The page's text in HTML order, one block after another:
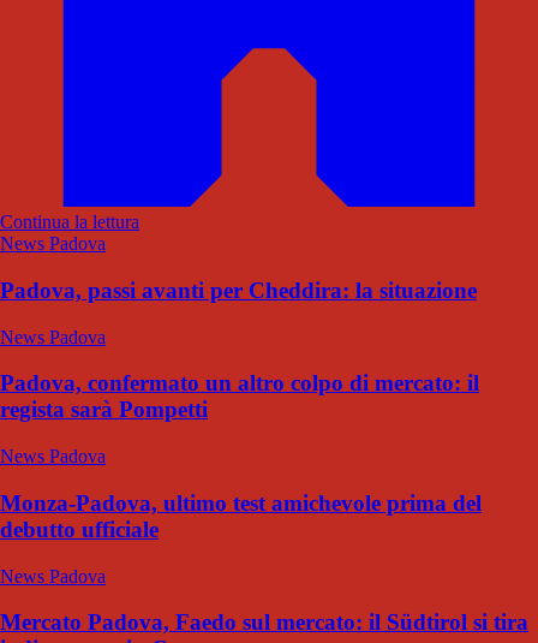
Continua la lettura
News Padova
Padova, passi avanti per Cheddira: la situazione
News Padova
Padova, confermato un altro colpo di mercato: il
regista sarà Pompetti
News Padova
Monza-Padova, ultimo test amichevole prima del
debutto ufficiale
News Padova
Mercato Padova, Faedo sul mercato: il Südtirol si tira